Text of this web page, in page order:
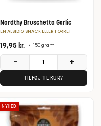
Nordthy Bruschetta Garlic
EN ALSIDIG SNACK ELLER FORRET
19,95kr. • 150 gram
− +
TILFØJ TIL KURV
NYHED